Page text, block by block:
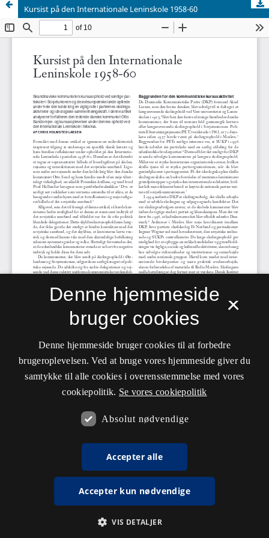
Kursist på den Internationale Leninskole 1958-60
×
Denne hjemmeside
bruger cookies
Denne hjemmeside bruger cookies til at forbedre
brugeroplevelsen. Ved at bruge vores hjemmeside giver du
samtykke til alle cookies i overensstemmelse med vores
cookiepolitik. Se vores cookiepolitik
Absolut nødvendige
Accepter alle
Accepter kun nødvendige
VIS DETALJER